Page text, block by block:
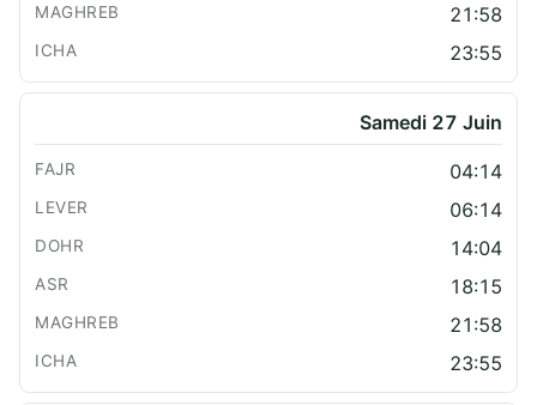
21:58
23:55
Samedi 27 Juin
04:14
06:14
14:04
18:15
21:58
23:55